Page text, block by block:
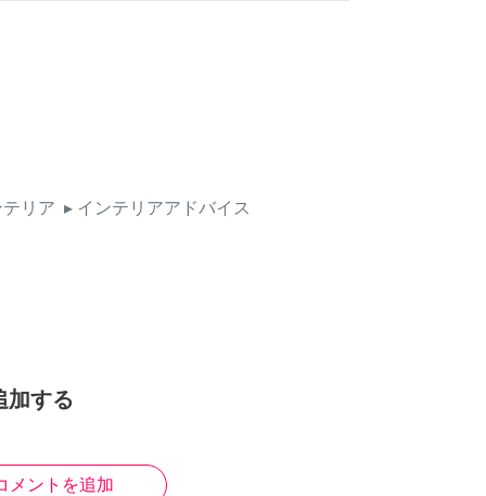
リア ▸ インテリアアドバイス
加する
メントを追加